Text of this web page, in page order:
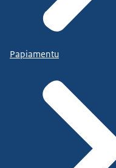
Papiamentu